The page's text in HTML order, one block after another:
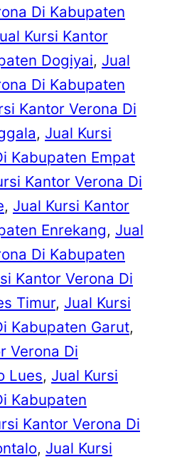
Di Kabupaten
Kursi Kantor
Dogiyai, Jual
Di Kabupaten
Kantor Verona Di
, Jual Kursi
Kabupaten Empat
Kantor Verona Di
, Jual Kursi Kantor
Enrekang, Jual
Di Kabupaten
Kantor Verona Di
Timur, Jual Kursi
Kabupaten Garut
Verona Di
Lues, Jual Kursi
Kabupaten
Kantor Verona Di
, Jual Kursi